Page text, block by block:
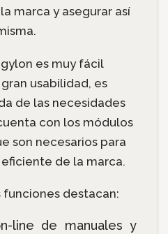
marca y asegurar así
es muy fácil
usabilidad, es
de las necesidades
con los módulos
son necesarios para
de la marca.
funciones destacan:
line de manuales y